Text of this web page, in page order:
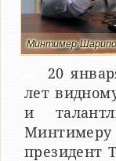
Минтимер
20
лет
и
президент